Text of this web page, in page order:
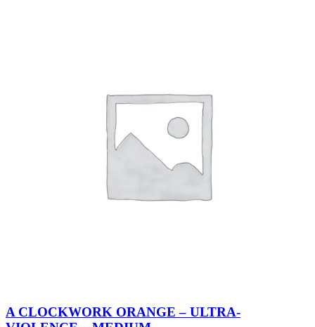
A CLOCKWORK ORANGE – ULTRA-